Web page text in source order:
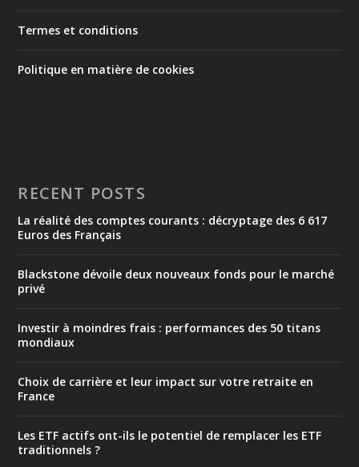
Termes et conditions
Politique en matière de cookies
RECENT POSTS
La réalité des comptes courants : décryptage des 6 617
Euros des Français
Blackstone dévoile deux nouveaux fonds pour le marché
privé
Investir à moindres frais : performances des 50 titans
mondiaux
Choix de carrière et leur impact sur votre retraite en
France
Les ETF actifs ont-ils le potentiel de remplacer les ETF
traditionnels ?